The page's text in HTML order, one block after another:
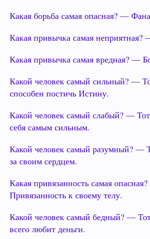
Какая борьба самая опасная? —
Какая привычка самая неприятная?
Какая привычка самая вредная? —
Какой человек самый сильный? —
способен постичь Истину.
Какой человек самый слабый? —
себя самым сильным.
Какой человек самый разумный? —
за своим сердцем.
Какая привязанность самая
Привязанность к своему телу.
Какой человек самый бедный? —
всего любит деньги.